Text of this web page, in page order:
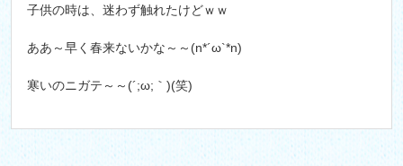
子供の時は、迷わず触れたけどｗｗ
ああ～早く春来ないかな～～(n*´ω`*n)
寒いのニガテ～～(´;ω;｀)(笑)